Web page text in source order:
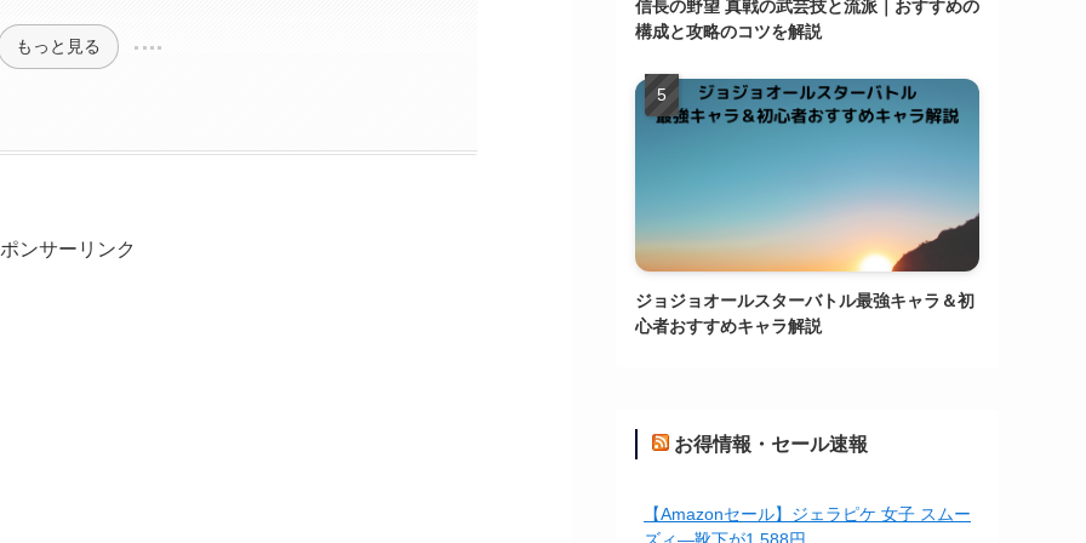
もっと見る
ンサーリンク
信長の野望 真戦の武芸技と流派｜おすすめの
構成と攻略のコツを解説
ジョジョオールスターバトル最強キャラ＆初
心者おすすめキャラ解説
お得情報・セール速報
【Amazonセール】ジェラピケ 女子 スムー